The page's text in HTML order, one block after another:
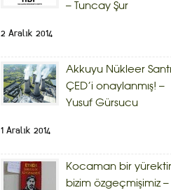
– Tuncay Şur
2 Aralık 2014
Akkuyu Nükleer
ÇED’i onaylanmış! –
Yusuf Gürsucu
1 Aralık 2014
Kocaman bir yürektir
bizim özgeçmişimiz –